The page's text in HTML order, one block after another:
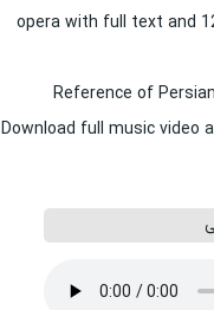
opera with full text and
Reference of
Download full music video